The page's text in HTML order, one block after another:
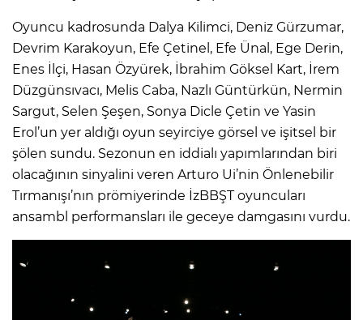
Oyuncu kadrosunda Dalya Kilimci, Deniz Gürzumar,
Devrim Karakoyun, Efe Çetinel, Efe Ünal, Ege Derin,
Enes İlçi, Hasan Özyürek, İbrahim Göksel Kart, İrem
Düzgünsıvacı, Melis Caba, Nazlı Güntürkün, Nermin
Sargut, Selen Şeşen, Sonya Dicle Çetin ve Yasin
Erol’un yer aldığı oyun seyirciye görsel ve işitsel bir
şölen sundu. Sezonun en iddialı yapımlarından biri
olacağının sinyalini veren Arturo Ui’nin Önlenebilir
Tırmanışı’nın prömiyerinde İzBBŞT oyuncuları
ansambl performansları ile geceye damgasını vurdu.